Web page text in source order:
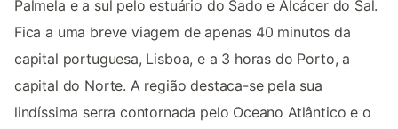
Palmela e a sul pelo estuário do Sado e Alcácer do Sal.
Fica a uma breve viagem de apenas 40 minutos da
capital portuguesa, Lisboa, e a 3 horas do Porto, a
capital do Norte. A região destaca-se pela sua
lindíssima serra contornada pelo Oceano Atlântico e o